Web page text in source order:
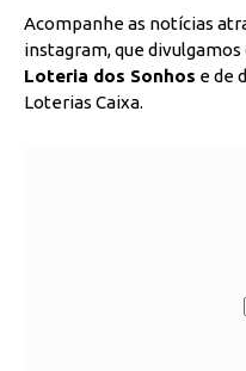
Acompanhe as notícias
instagram, que
Loteria dos Sonhos e de
Loterias Caixa.